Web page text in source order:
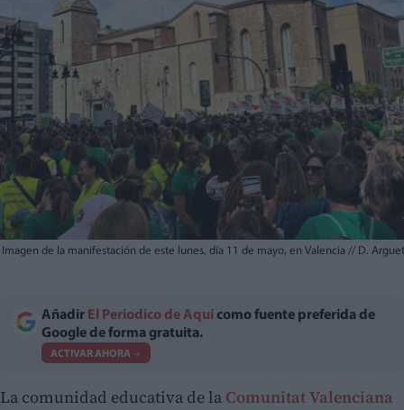
Imagen de la manifestación de este lunes, día 11 de mayo, en Valencia // D.
Añadir El Periodico de Aquí como fuente preferida de
Google de forma gratuita.
ACTIVAR AHORA
La comunidad educativa de la Comunitat Valenciana